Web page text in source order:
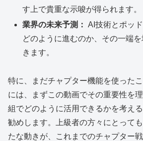
す上で貴重な示唆が得られます。
業界の未来予測： AI技術とポッ
どのように進むのか、その一端
きます。
特に、まだチャプター機能を使った
には、まずこの動画でその重要性を
組でどのように活用できるかを考え
勧めします。上級者の方々にとって
たな動きが、これまでのチャプター